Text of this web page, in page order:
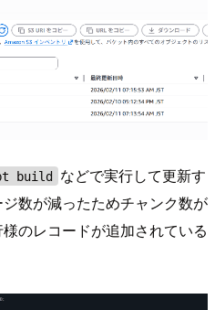
build などで実行して更新す
数が減ったためチャンク数が
のレコードが追加されている